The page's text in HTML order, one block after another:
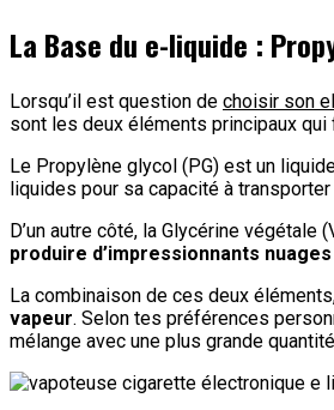
La Base du e-liquide :
Lorsqu’il est question de choisir son
sont les deux éléments principaux
Le Propylène glycol (PG) est un
liquides pour sa capacité à
D’un autre côté, la Glycérine
produire d’impressionnants
La combinaison de ces deux
vapeur. Selon tes préférences
mélange avec une plus grande